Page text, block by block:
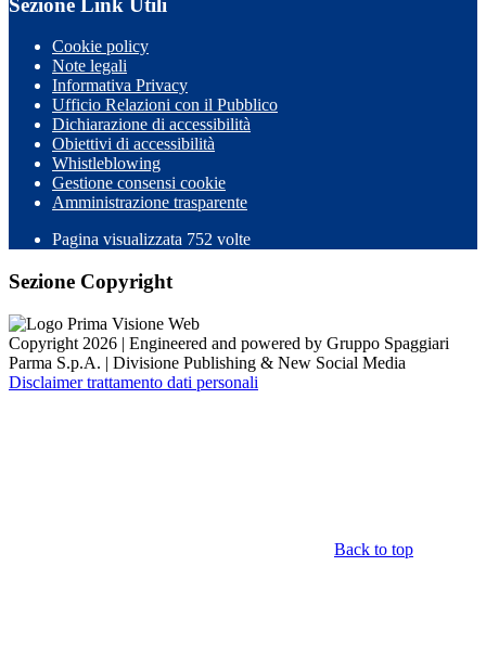
Sezione Link Utili
Cookie policy
Note legali
Informativa Privacy
Ufficio Relazioni con il Pubblico
Dichiarazione di accessibilità
Obiettivi di accessibilità
Whistleblowing
Gestione consensi cookie
Amministrazione trasparente
Pagina visualizzata 752 volte
Sezione Copyright
Copyright 2026 | Engineered and powered by Gruppo Spaggiari
Parma S.p.A. | Divisione Publishing & New Social Media
Disclaimer trattamento dati personali
Back to top